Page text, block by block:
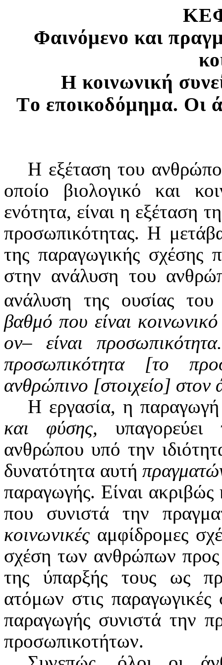
Φαινόμενο και
H κοινωνική
Tο εποικοδόμημα. Oι
Η εξέταση του
οποίο βιολογικό και
ενότητα, είναι η εξέταση
προσωπικότητας. Η
της παραγωγικής σχέσης
στην ανάλυση του
ανάλυση της ουσίας
βαθμό που είναι
ον– είναι
προσωπικότητα [το
ανθρώπινο [στοιχείο]
Η εργασία, η
και φύσης,
ανθρώπου υπό την
δυνατότητα αυτή
παραγωγής. Είναι ακριβώς
που συνιστά την
κοινωνικές αμφίδρομες
σχέση των ανθρώπων
της ύπαρξής τους ως
ατόμων στις παραγωγικές
παραγωγής συνιστά την
προσωπικοτήτων.